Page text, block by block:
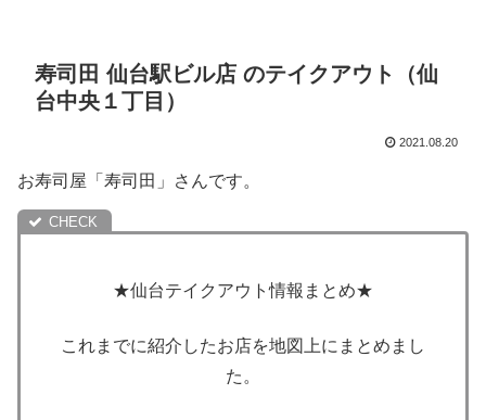
寿司田 仙台駅ビル店 のテイクアウト（仙
台中央１丁目）
2021.08.20
お寿司屋「寿司田」さんです。
★仙台テイクアウト情報まとめ★
これまでに紹介したお店を地図上にまとめまし
た。